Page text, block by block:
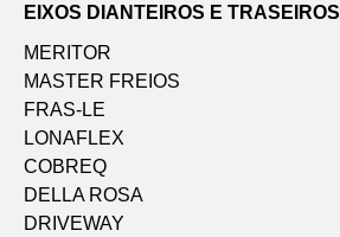
EIXOS DIANTEIROS E TRASEIROS
MERITOR
MASTER FREIOS
FRAS-LE
LONAFLEX
COBREQ
DELLA ROSA
DRIVEWAY